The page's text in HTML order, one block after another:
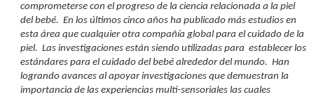
comprometerse con el progreso de la ciencia relacionada a la piel
del bebé.  En los últimos cinco años ha publicado más estudios en
esta área que cualquier otra compañía global para el cuidado de la
piel.
  Las investigaciones están siendo utilizadas para  establecer los
estándares para el cuidado del bebé alrededor del mundo.  Han
logrando avances al apoyar investigaciones que demuestran la
importancia de las experiencias multi-sensoriales las cuales